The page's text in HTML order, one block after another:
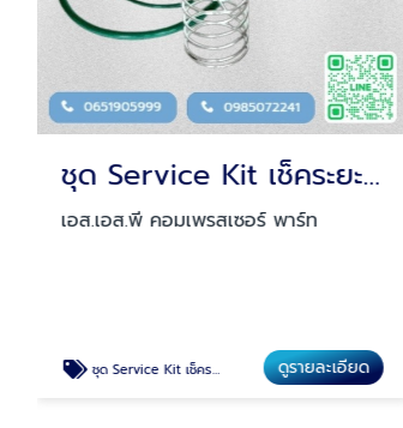
ชุด Service Kit เช็คระยะปั๊มลมสกรู
เอส.เอส.พี คอมเพรสเซอร์ พาร์ท
ชุด Service Kit เช็คระยะปั๊มลมสกรู ดูรายละเอียด